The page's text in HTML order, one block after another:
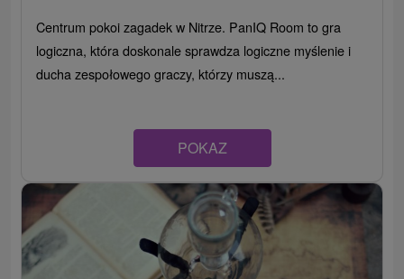
Centrum pokoi zagadek w Nitrze. PanIQ Room to gra
logiczna, która doskonale sprawdza logiczne myślenie i
ducha zespołowego graczy, którzy muszą...
POKAZ